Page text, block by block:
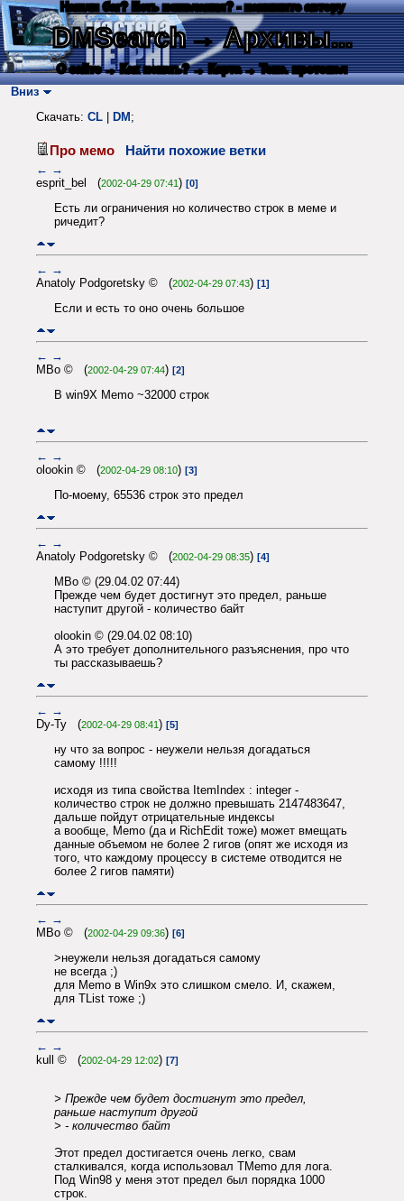
Нашли баг? Есть пожелания? - напишите автору
DMSearch→ Архивы...
О сайте → Как искать? → Карта → Текс. протокол
Вниз
Скачать: CL DM ;
Про мемо Найти похожие ветки
← →
esprit_bel (2002-04-29 07:41) [0]
Есть ли ограничения но количество строк в меме и
ричедит?
← →
Anatoly Podgoretsky © (2002-04-29 07:43) [1]
Если и есть то оно очень большое
← →
MBo © (2002-04-29 07:44) [2]
В win9X Memo ~32000 строк
← →
olookin © (2002-04-29 08:10) [3]
По-моему, 65536 строк это предел
← →
Anatoly Podgoretsky © (2002-04-29 08:35) [4]
MBo © (29.04.02 07:44)
Прежде чем будет достигнут это предел, раньше
наступит другой - количество байт
olookin © (29.04.02 08:10)
А это требует дополнительного разъяснения, про что
ты рассказываешь?
← →
Dy-Ty (2002-04-29 08:41) [5]
ну что за вопрос - неужели нельзя догадаться
самому !!!!!
исходя из типа свойства ItemIndex : integer -
количество строк не должно превышать 2147483647,
дальше пойдут отрицательные индексы
а вообще, Memo (да и RichEdit тоже) может вмещать
данные объемом не более 2 гигов (опят же исходя из
того, что каждому процессу в системе отводится не
более 2 гигов памяти)
← →
MBo © (2002-04-29 09:36) [6]
>неужели нельзя догадаться самому
не всегда ;)
для Memo в Win9x это слишком смело. И, скажем,
для TList тоже ;)
← →
kull © (2002-04-29 12:02) [7]
> Прежде чем будет достигнут это предел,
раньше наступит другой
> - количество байт
Этот предел достигается очень легко, свам
сталкивался, когда использовал TMemo для лога.
Под Win98 у меня этот предел был порядка 1000
строк.